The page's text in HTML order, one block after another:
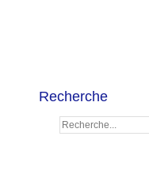
Recherche